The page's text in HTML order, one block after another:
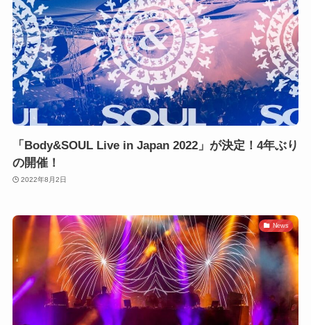
「Body&SOUL Live in Japan 2022」が決定！4年ぶり
の開催！
2022年8月2日
News